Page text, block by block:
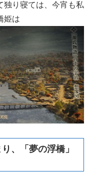
独り寝ては、今宵も私
姫は
、「夢の浮橋」